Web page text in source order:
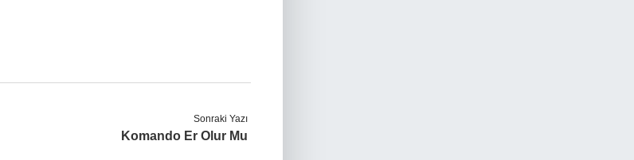
Sonraki Yazı
Komando Er Olur Mu